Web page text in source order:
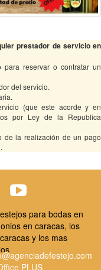
prestador de servicio en
reservar o contratar un
del servicio.
(que este acorde y en
por Ley de la Republica
de la realización de un pago
para bodas en
en caracas, los
y los mas
PLUS